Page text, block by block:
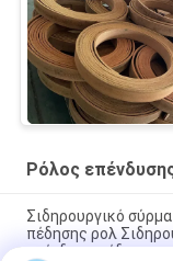
Ρόλος
Σιδηρουργικό
πέδησης ρολ
επένδυση πέδησης